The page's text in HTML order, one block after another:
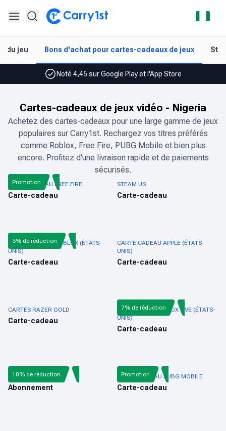
du jeu Bons d'achat pour cartes-cadeaux de jeux
Distributeur officiel de Call of Duty: Mobile, et plus
Satisfaction garantie à 100 % ou remboursé
Noté 4,45 sur Google Play et l'App Store
Payer avec
Satisfaction garantie à 100 % ou remboursé
Noté 4,45 sur Google Play et l'App Store
Cartes-cadeaux de jeux vidéo - Nigeria
Achetez des cartes-cadeaux pour une large gamme de jeux
populaires sur Carry1st. Rechargez vos titres préférés
comme Roblox, Free Fire, PUBG Mobile et bien plus
encore. Profitez d'une livraison rapide et de paiements
sécurisés.
CARTE-CADEAU FREE FIRE
Carte-cadeau
Promotion STEAM US
Carte-cadeau
CARTE-CADEAU ROBLOX (ÉTATS-
UNIS)
Carte-cadeau
3% de réduction
CARTE CADEAU APPLE (ÉTATS-
UNIS)
Carte-cadeau
CARTES RAZER GOLD
Carte-cadeau
CARTE CADEAU XBOX LIVE (ÉTATS-
UNIS)
Carte-cadeau
7% de réduction
AUDIOMACK
Abonnement
10% de réduction CARTE-CADEAU PUBG MOBILE
Carte-cadeau
Promotion